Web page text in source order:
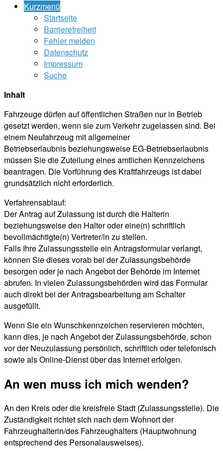
Kurzmenü
Startseite
Barrierefreiheit
Fehler melden
Datenschutz
Impressum
Suche
Inhalt
Fahrzeuge dürfen auf öffentlichen Straßen nur in Betrieb
gesetzt werden, wenn sie zum Verkehr zugelassen sind. Bei
einem Neufahrzeug mit allgemeiner
Betriebserlaubnis beziehungsweise EG-Betriebserlaubnis
müssen Sie die Zuteilung eines amtlichen Kennzeichens
beantragen. Die Vorführung des Kraftfahrzeugs ist dabei
grundsätzlich nicht erforderlich.
Verfahrensablauf:
Der Antrag auf Zulassung ist durch die Halterin
beziehungsweise den Halter oder eine(n) schriftlich
bevollmächtigte(n) Vertreter/in zu stellen.
Falls Ihre Zulassungsstelle ein Antragsformular verlangt,
können Sie dieses vorab bei der Zulassungsbehörde
besorgen oder je nach Angebot der Behörde im Internet
abrufen. In vielen Zulassungsbehörden wird das Formular
auch direkt bei der Antragsbearbeitung am Schalter
ausgefüllt.
Wenn Sie ein Wunschkennzeichen reservieren möchten,
kann dies, je nach Angebot der Zulassungsbehörde, schon
vor der Neuzulassung persönlich, schriftlich oder telefonisch
sowie als Online-Dienst über das Internet erfolgen.
An wen muss ich mich wenden?
An den Kreis oder die kreisfreie Stadt (Zulassungsstelle). Die
Zuständigkeit richtet sich nach dem Wohnort der
Fahrzeughalterin/des Fahrzeughalters (Hauptwohnung
entsprechend des Personalausweises).